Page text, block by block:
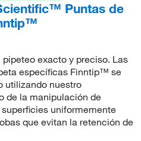
Puntas de
exacto y preciso. Las
específicas Finntip™ se
utilizando nuestro
de la manipulación de
uniformemente
que evitan la retención de